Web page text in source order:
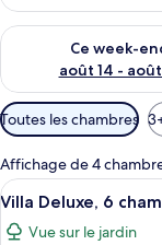
Ce week-
août 14 - août
Vérifier la
Filtres
disponibles
pour
les
chambres
Toutes les chambres
Affichage de 4
Afficher
toutes
8
Villa Deluxe, 6
Vue sur le jardin